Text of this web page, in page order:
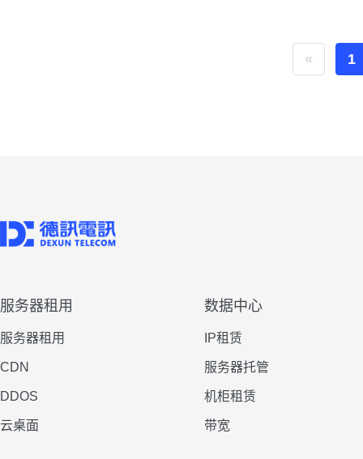
« 1
服务器租用
服务器租用
CDN
DDOS
云桌面
数据中心
IP租赁
服务器托管
机柜租赁
带宽